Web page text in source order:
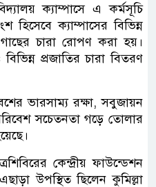
ক্যাম্পাসে এ কর্মসূচি
ক্যাম্পাসের বিভিন্ন
চারা রোপণ করা হয়।
বিভিন্ন প্রজাতির চারা বিতরণ
ভারসাম্য রক্ষা, সবুজায়ন
পরিবেশ সচেতনতা গড়ে তোলার
কেন্দ্রীয় ফাউন্ডেশন
উপস্থিত ছিলেন কুমিল্লা